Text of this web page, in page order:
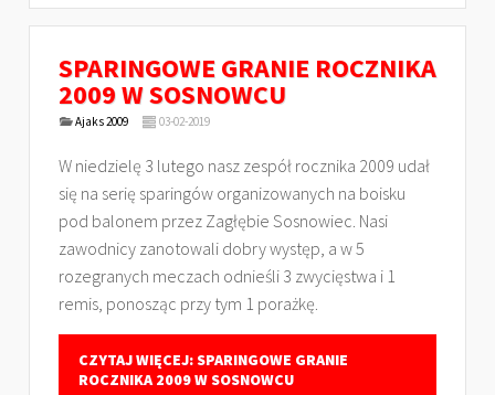
SPARINGOWE GRANIE ROCZNIKA
2009 W SOSNOWCU
Ajaks 2009 03-02-2019
W niedzielę 3 lutego nasz zespół rocznika 2009 udał
się na serię sparingów organizowanych na boisku
pod balonem przez Zagłębie Sosnowiec. Nasi
zawodnicy zanotowali dobry występ, a w 5
rozegranych meczach odnieśli 3 zwycięstwa i 1
remis, ponosząc przy tym 1 porażkę.
CZYTAJ WIĘCEJ: SPARINGOWE GRANIE
ROCZNIKA 2009 W SOSNOWCU